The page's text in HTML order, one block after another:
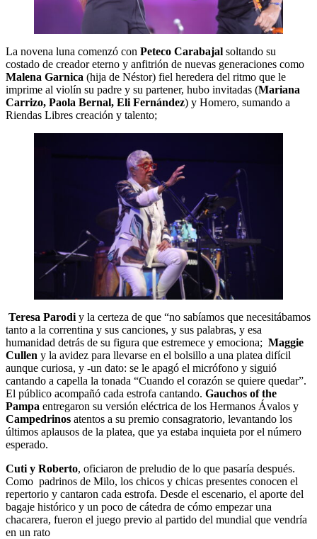
La novena luna comenzó con Peteco Carabajal soltando su
costado de creador eterno y anfitrión de nuevas generaciones como
Malena Garnica (hija de Néstor) fiel heredera del ritmo que le
imprime al violín su padre y su partener, hubo invitadas (Mariana
Carrizo, Paola Bernal, Eli Fernández) y Homero, sumando a
Riendas Libres creación y talento;
Teresa Parodi y la certeza de que “no sabíamos que necesitábamos
tanto a la correntina y sus canciones, y sus palabras, y esa
humanidad detrás de su figura que estremece y emociona; Maggie
Cullen y la avidez para llevarse en el bolsillo a una platea difícil
aunque curiosa, y -un dato: se le apagó el micrófono y siguió
cantando a capella la tonada “Cuando el corazón se quiere quedar”.
El público acompañó cada estrofa cantando. Gauchos of the
Pampa entregaron su versión eléctrica de los Hermanos Ávalos y
Campedrinos atentos a su premio consagratorio, levantando los
últimos aplausos de la platea, que ya estaba inquieta por el número
esperado.
Cuti y Roberto, oficiaron de preludio de lo que pasaría después.
Como padrinos de Milo, los chicos y chicas presentes conocen el
repertorio y cantaron cada estrofa. Desde el escenario, el aporte del
bagaje histórico y un poco de cátedra de cómo empezar una
chacarera, fueron el juego previo al partido del mundial que vendría
en un rato